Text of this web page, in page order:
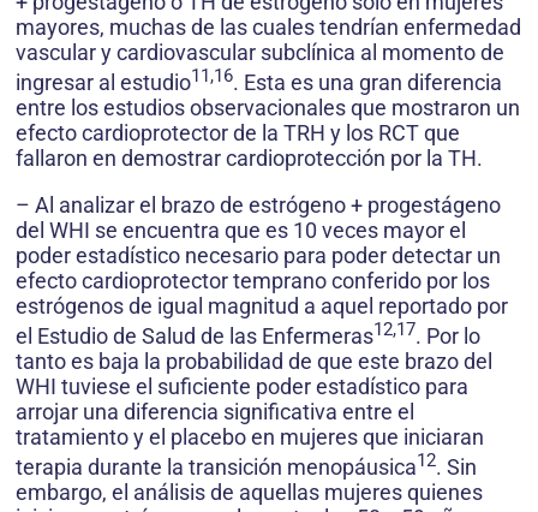
mayores, muchas de las cuales tendrían enfermedad
vascular y cardiovascular subclínica al momento de
ingresar al estudio11,16. Esta es una gran diferencia
entre los estudios observacionales que mostraron un
efecto cardioprotector de la TRH y los RCT que
fallaron en demostrar cardioprotección por la TH.
– Al analizar el brazo de estrógeno + progestágeno
del WHI se encuentra que es 10 veces mayor el
poder estadístico necesario para poder detectar un
efecto cardioprotector temprano conferido por los
estrógenos de igual magnitud a aquel reportado por
el Estudio de Salud de las Enfermeras12,17. Por lo
tanto es baja la probabilidad de que este brazo del
WHI tuviese el suficiente poder estadístico para
arrojar una diferencia significativa entre el
tratamiento y el placebo en mujeres que iniciaran
terapia durante la transición menopáusica12. Sin
embargo, el análisis de aquellas mujeres quienes